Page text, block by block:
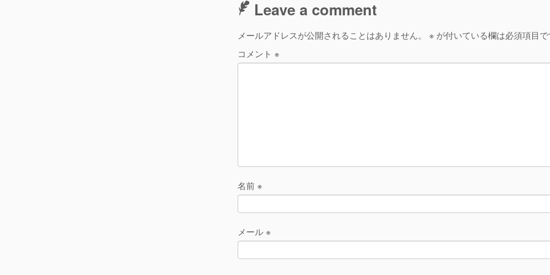
Leave a comment
メールアドレスが公開されることはありません。 ※ が付いている欄は必須項目
コメント ※
名前 ※
メール ※